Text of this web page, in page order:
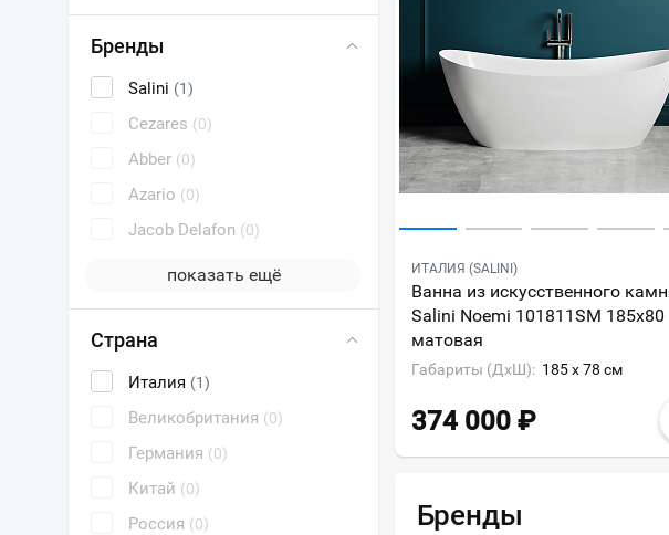
Бренды
Salini (1)
Cezares (0)
Abber (0)
Azario (0)
Jacob Delafon (0)
показать ещё
Страна
Италия (1)
Великобритания (0)
Германия (0)
Китай (0)
Россия (0)
ИТАЛИЯ (SALINI)
Ванна из искусственного
Salini Noemi 101811SM 185х80
матовая
Габариты (ДxШ): 185 x 78 см
374 000 ₽
Бренды